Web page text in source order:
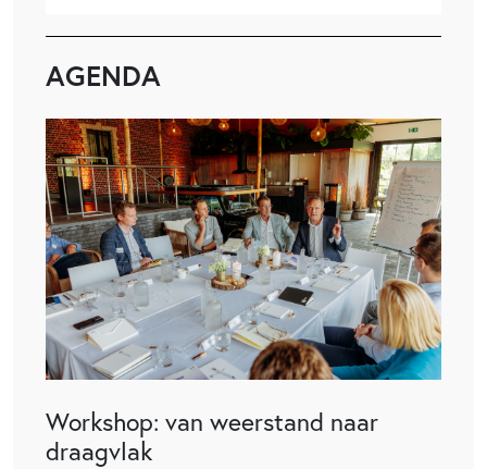
AGENDA
Workshop: van weerstand naar
draagvlak